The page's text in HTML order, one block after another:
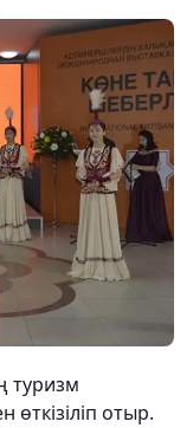
туризм
отыр.